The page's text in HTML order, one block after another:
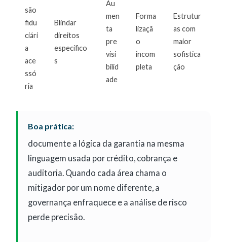
são
fidu
ciári
a
ace
ssó
ria
Blindar
direitos
específico
s
Au
men
ta
pre
visi
bilid
ade
Forma
lizaçã
o
incom
pleta
Estrutur
as com
maior
sofistica
ção
Boa prática:
documente a lógica da garantia na mesma
linguagem usada por crédito, cobrança e
auditoria. Quando cada área chama o
mitigador por um nome diferente, a
governança enfraquece e a análise de risco
perde precisão.